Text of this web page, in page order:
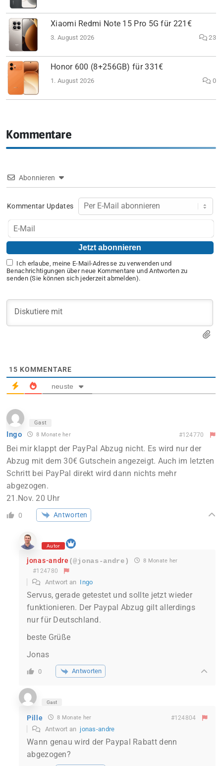
Xiaomi Redmi Note 15 Pro 5G für 221€
3. August 2026 23
Honor 600 (8+256GB) für 331€
1. August 2026 0
Kommentare
Abonnieren
Kommentar Updates
Ich erlaube, meine E-Mail-Adresse zu verwenden und
Benachrichtigungen über neue Kommentare und Antworten zu
senden (Sie können sich jederzeit abmelden).
15 KOMMENTARE
neuste
Gast
Ingo 8 Monate her #124770
Bei mir klappt der PayPal Abzug nicht. Es wird nur der
Abzug mit dem 30€ Gutschein angezeigt. Auch im letzten
Schritt bei PayPal direkt wird dann nichts mehr
abgezogen.
21.Nov. 20 Uhr
0 Antworten
Autor
jonas-andre(@jonas-andre) 8 Monate her
#124780
Antwort an Ingo
Servus, gerade getestet und sollte jetzt wieder
funktionieren. Der Paypal Abzug gilt allerdings
nur für Deutschland.
beste Grüße
Jonas
0 Antworten
Gast
Pille 8 Monate her #124804
Antwort an jonas-andre
Wann genau wird der Paypal Rabatt denn
abgezogen?